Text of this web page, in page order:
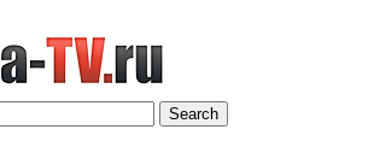
Search